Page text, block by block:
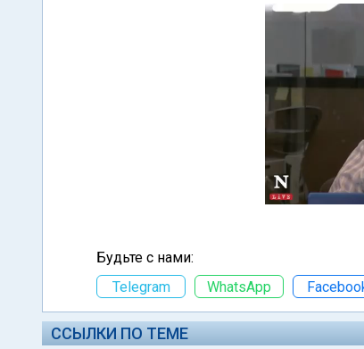
Будьте с нами:
Telegram
WhatsApp
ССЫЛКИ ПО ТЕМЕ